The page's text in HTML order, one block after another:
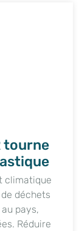
tourne
climatique
déchets
pays,
Réduire